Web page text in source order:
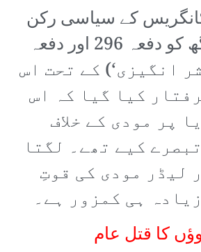
کے سیاسی رکن
برج موہن سنگھ کو دفعہ 296 اور دفعہ
شر انگیزی‘) کے تحت اس
کیا گیا کہ اس
پر مودی کے خلاف
کیے تھے۔ لگتا
لیڈر مودی کی قوتِ
ہی کمزور ہے۔
کا قتل عام